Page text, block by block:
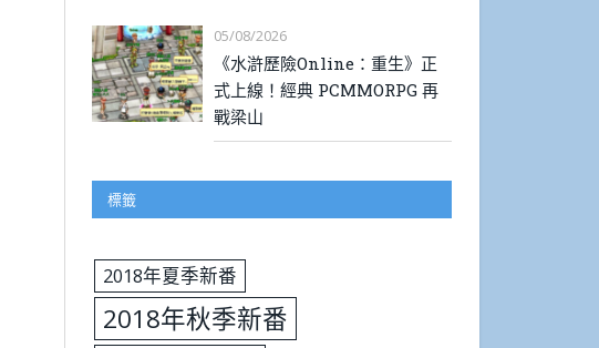
05/08/2026
《水滸歷險Online：重生》正
式上線！經典 PCMMORPG 再
戰梁山
標籤
2018年夏季新番
2018年秋季新番